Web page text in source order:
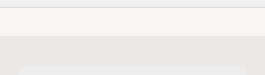
FACEBOOKTWITTERFLIPBOARD
E-
WHATSAPP